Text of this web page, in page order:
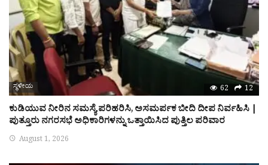
ಸ್ಥಳೀಯ 62 12
ಕುಡಿಯುವ ನೀರಿನ ಸಮಸ್ಯೆ ಪರಿಹರಿಸಿ, ಅಸಮರ್ಪಕ ಬೀದಿ ದೀಪ ನಿರ್ವಹಿಸಿ |
ಪುತ್ತೂರು ನಗರಸಭೆ ಅಧಿಕಾರಿಗಳನ್ನು ಒತ್ತಾಯಿಸಿದ ಪುತ್ತಿಲ ಪರಿವಾರ
August 1, 2026